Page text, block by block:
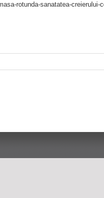
rotunda-sanatatea-creierului-